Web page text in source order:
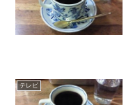
テレビ